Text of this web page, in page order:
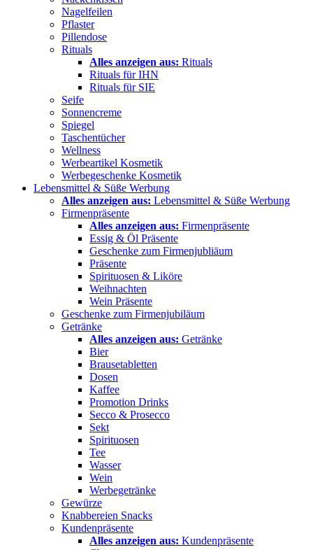
Nagelfeilen
Pflaster
Pillendose
Rituals
Alles anzeigen aus: Rituals
Rituals für IHN
Rituals für SIE
Seife
Sonnencreme
Spiegel
Taschentücher
Wellness
Werbeartikel Kosmetik
Werbegeschenke Kosmetik
Lebensmittel & Süße Werbung
Alles anzeigen aus: Lebensmittel & Süße Werbung
Firmenpräsente
Alles anzeigen aus: Firmenpräsente
Essig & Öl Präsente
Geschenke zum Firmenjubliäum
Präsente
Spirituosen & Liköre
Weihnachten
Wein Präsente
Geschenke zum Firmenjubiläum
Getränke
Alles anzeigen aus: Getränke
Bier
Brausetabletten
Dosen
Kaffee
Promotion Drinks
Secco & Prosecco
Sekt
Spirituosen
Tee
Wasser
Wein
Werbegetränke
Gewürze
Knabbereien Snacks
Kundenpräsente
Alles anzeigen aus: Kundenpräsente